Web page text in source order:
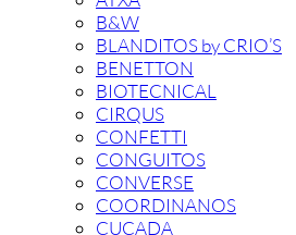
B&W
BLANDITOS by CRIO’S
BENETTON
BIOTECNICAL
CIRQUS
CONFETTI
CONGUITOS
CONVERSE
COORDINANOS
CUCADA